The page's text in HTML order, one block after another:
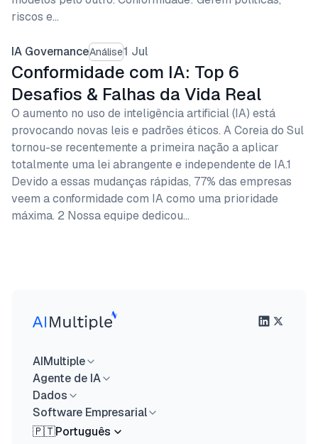
riscos e…
IA GovernanceAnálise1 Jul
Conformidade com IA: Top 6
Desafios & Falhas da Vida Real
O aumento no uso de inteligência artificial (IA) está
provocando novas leis e padrões éticos. A Coreia do Sul
tornou-se recentemente a primeira nação a aplicar
totalmente uma lei abrangente e independente de IA.1
Devido a essas mudanças rápidas, 77% das empresas
veem a conformidade com IA como uma prioridade
máxima. 2 Nossa equipe dedicou…
AIMultiple
Agente de IA
Dados
Software Empresarial
🇵🇹Português